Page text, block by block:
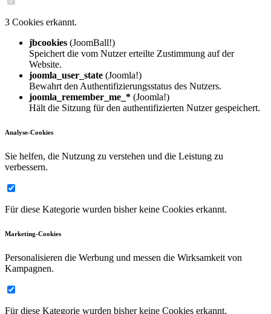
3 Cookies erkannt.
jbcookies (JoomBall!)
Speichert die vom Nutzer erteilte Zustimmung auf der
Website.
joomla_user_state (Joomla!)
Bewahrt den Authentifizierungsstatus des Nutzers.
joomla_remember_me_* (Joomla!)
Hält die Sitzung für den authentifizierten Nutzer gespeichert.
Analyse-Cookies
Sie helfen, die Nutzung zu verstehen und die Leistung zu
verbessern.
Für diese Kategorie wurden bisher keine Cookies erkannt.
Marketing-Cookies
Personalisieren die Werbung und messen die Wirksamkeit von
Kampagnen.
Für diese Kategorie wurden bisher keine Cookies erkannt.